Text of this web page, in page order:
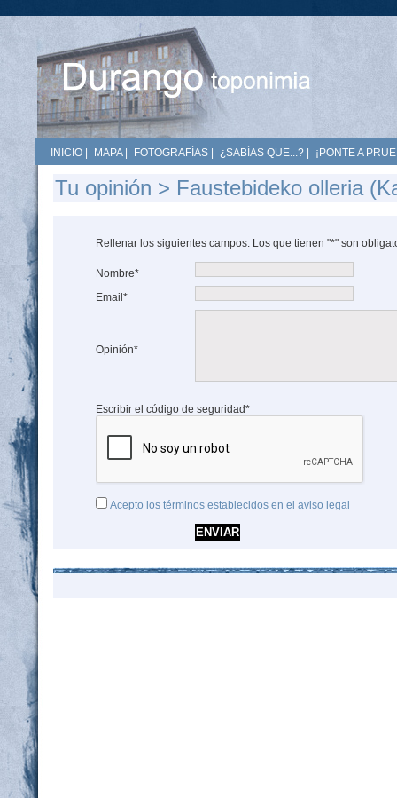
INICIO MAPA| FOTOGRAFÍAS ¿SABÍAS QUE...? ¡PONTE A
Tu opinión > Faustebideko olleria
Rellenar los siguientes campos. Los que tienen "*" son
Nombre*
Email*
Opinión*
Escribir el código de seguridad*
Acepto los términos establecidos en el aviso legal